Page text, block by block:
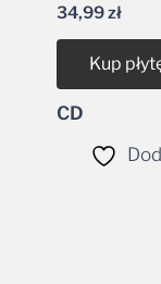
34,99zł
Kup
CD